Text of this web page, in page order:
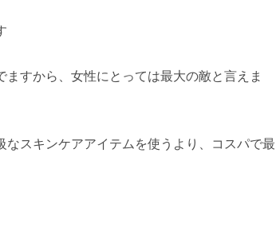
すから、女性にとっては最大の敵と言えま
スキンケアアイテムを使うより、コスパで最